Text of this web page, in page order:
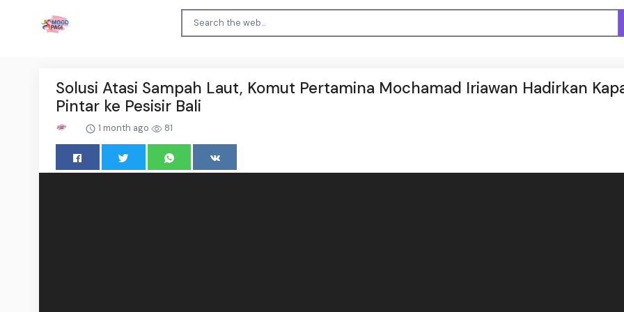
Solusi Atasi Sampah Laut, Komut Pertamina Mochamad Iriawan Hadirkan
Pintar ke Pesisir Bali
1 month ago 81